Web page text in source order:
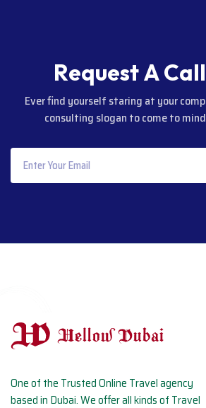
RequestACall
Ever find yourself staring at your
consulting slogan to come to
One of the Trusted Online Travel agency
based in Dubai. We offer all kinds of Travel